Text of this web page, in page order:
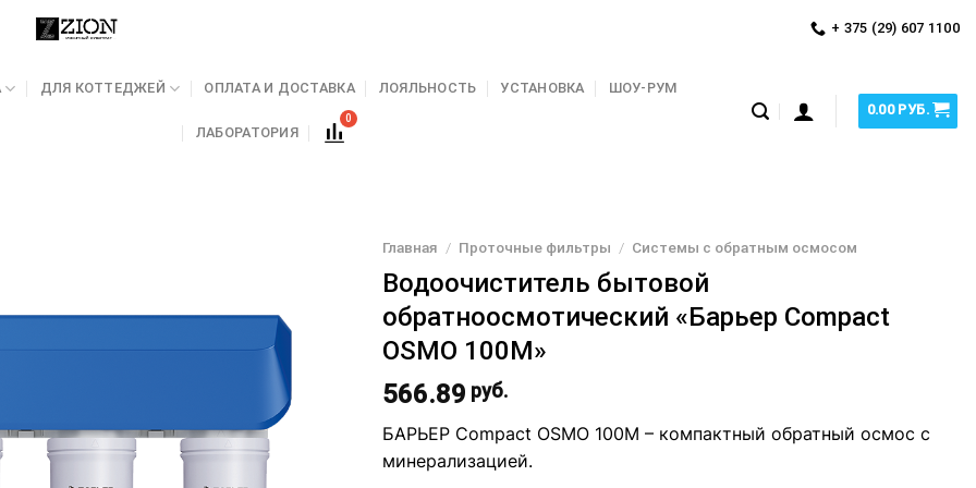
+ 375 (29) 607 1100
ДЛЯ КОТТЕДЖЕЙ ОПЛАТА И ДОСТАВКА ЛОЯЛЬНОСТЬ УСТАНОВКА ШОУ-РУМ
ЛАБОРАТОРИЯ
0.00РУБ.
Главная / Проточные фильтры / Системы с обратным осмосом
Водоочиститель бытовой
обратноосмотический «Барьер Compact
OSMO 100М»
566.89 руб.
БАРЬЕР Compact OSMO 100M – компактный обратный осмос с
минерализацией.